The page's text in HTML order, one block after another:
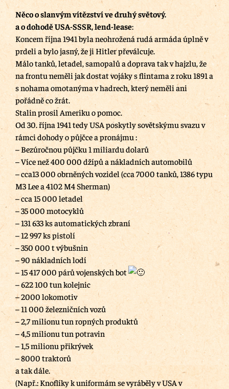
Něco o slanvým vítězství ve druhý světový.
a o dohodě USA-SSSR, lend-lease:
Koncem října 1941 byla neohrožená rudá armáda úplně v
prdeli a bylo jasný, že ji Hitler převálcuje.
Málo tanků, letadel, samopalů a doprava tak v hajzlu, že
na frontu neměli jak dostat vojáky s flintama z roku 1891 a
s nohama omotanýma v hadrech, který neměli ani
pořádně co žrát.
Stalin prosil Ameriku o pomoc.
Od 30. října 1941 tedy USA poskytly sovětskýmu svazu v
rámci dohody o půjčce a pronájmu :
– Bezúročnou půjčku 1 miliardu dolarů
– Více než 400 000 džípů a nákladních automobilů
– cca13 000 obrněných vozidel (cca 7000 tanků, 1386 typu
M3 Lee a 4102 M4 Sherman)
– cca 15 000 letadel
– 35 000 motocyklů
– 131 633 ks automatických zbraní
– 12 997 ks pistolí
– 350 000 t výbušnin
– 90 nákladních lodí
– 15 417 000 párů vojenských bot
– 622 100 tun kolejnic
– 2000 lokomotiv
– 11 000 železničních vozů
– 2,7 milionu tun ropných produktů
– 4,5 milionu tun potravin
– 1,5 milionu přikrývek
– 8000 traktorů
a tak dále.
(Např.: Knoflíky k uniformám se vyráběly v USA v